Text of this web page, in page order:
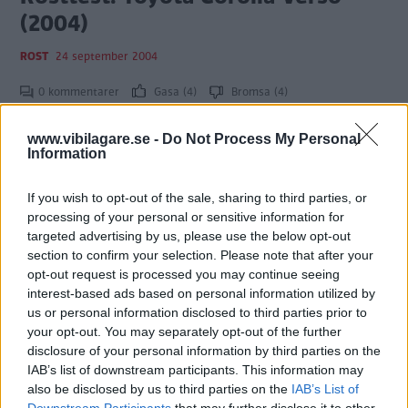
www.vibilagare.se - Do Not Process My Personal
Information
If you wish to opt-out of the sale, sharing to third parties, or
processing of your personal or sensitive information for
targeted advertising by us, please use the below opt-out
section to confirm your selection. Please note that after your
opt-out request is processed you may continue seeing
interest-based ads based on personal information utilized by
us or personal information disclosed to third parties prior to
your opt-out. You may separately opt-out of the further
disclosure of your personal information by third parties on the
IAB’s list of downstream participants. This information may
also be disclosed by us to third parties on the IAB’s List of
(2004)
ROST 24 september 2004
0 kommentarer Gasa (4) Bromsa (4)
Rosttest: Toyota Corolla Touring
ROST 24 september 2004
0 kommentarer Gasa (1) Bromsa (1)
Rosttest: Toyota Corolla 1,6 5-d
Linea Sol (2002)
ROST 24 september 2002
0 kommentarer Gasa (7) Bromsa (2)